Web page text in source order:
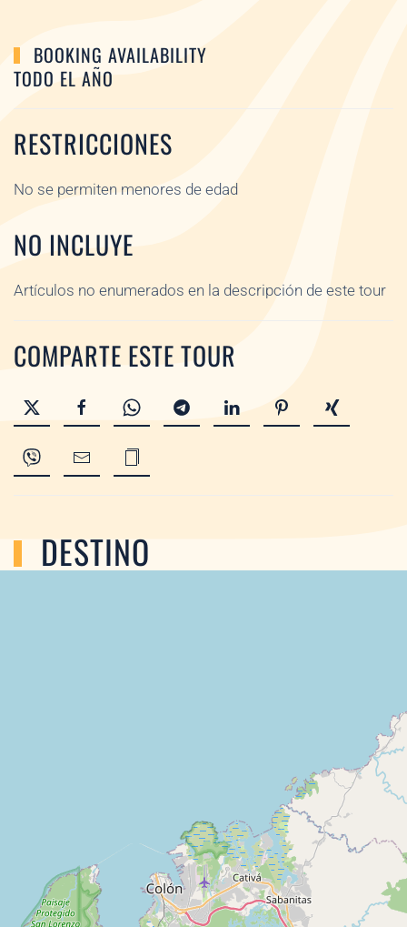
BOOKING AVAILABILITY
TODO EL AÑO
RESTRICCIONES
No se permiten menores de edad
NO INCLUYE
Artículos no enumerados en la descripción de este tour
COMPARTE ESTE TOUR
DESTINO